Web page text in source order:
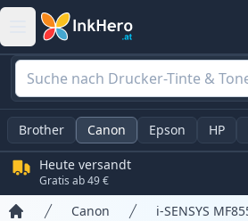
Brother Canon Epson HP
Heute versandt
Gratis ab 49 €
Canon